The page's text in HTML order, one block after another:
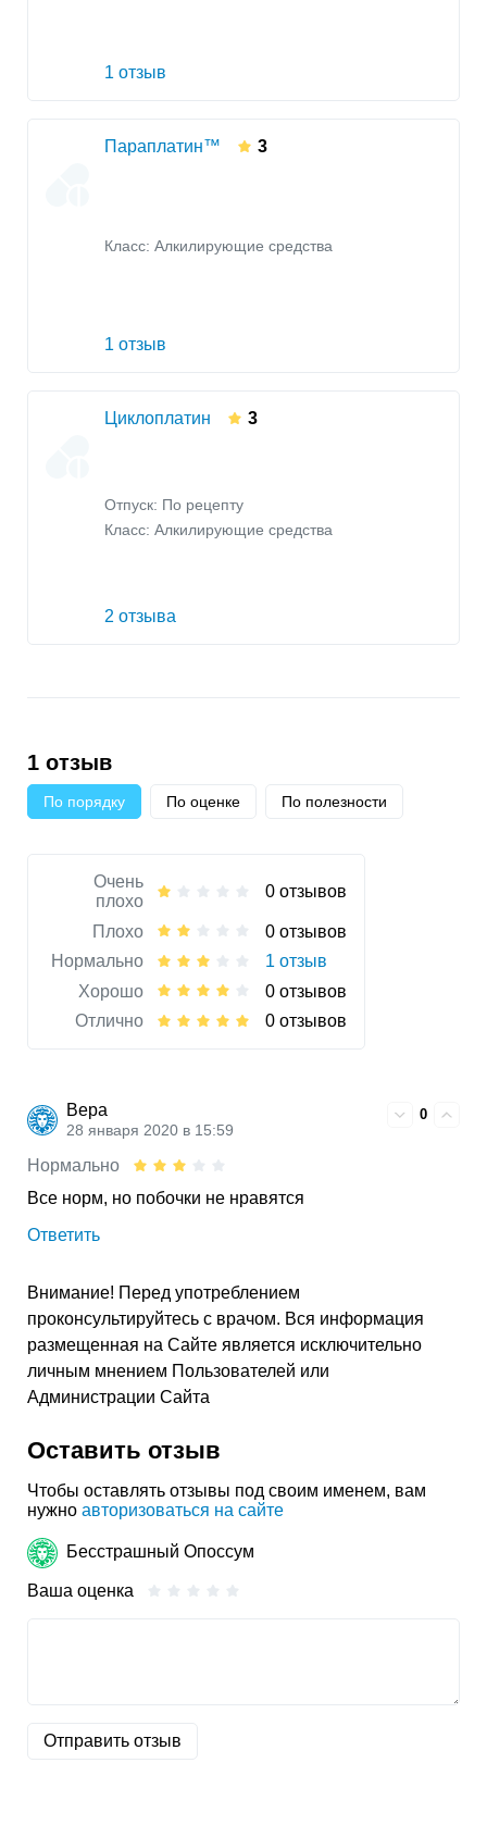
1 отзыв
Параплатин™ 3
Класс: Алкилирующие средства
1 отзыв
Циклоплатин 3
Отпуск: По рецепту
Класс: Алкилирующие средства
2 отзыва
1 отзыв
По порядку По оценке По полезности
Очень
плохо
0 отзывов
Плохо
0 отзывов
Нормально
1 отзыв
Хорошо
0 отзывов
Отлично
0 отзывов
Вера
28 января 2020 в 15:59
0
Нормально
Все норм, но побочки не нравятся
Ответить
Внимание! Перед употреблением
проконсультируйтесь с врачом. Вся информация
размещенная на Сайте является исключительно
личным мнением Пользователей или
Администрации Сайта
Оставить отзыв
Чтобы оставлять отзывы под своим именем, вам
нужно авторизоваться на сайте
Бесстрашный Опоссум
Ваша оценка
Отправить отзыв